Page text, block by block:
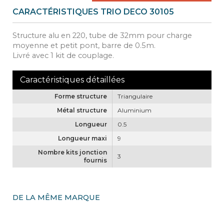
CARACTÉRISTIQUES TRIO DECO 30105
Structure alu en 220, tube de 32mm pour charge
moyenne et petit pont, barre de 0.5m.
Livré avec 1 kit de couplage.
Forme structure
Triangulaire
Métal structure
Aluminium
Longueur
0.5
Longueur maxi
9
Nombre kits jonction
fournis
3
DE LA MÊME MARQUE